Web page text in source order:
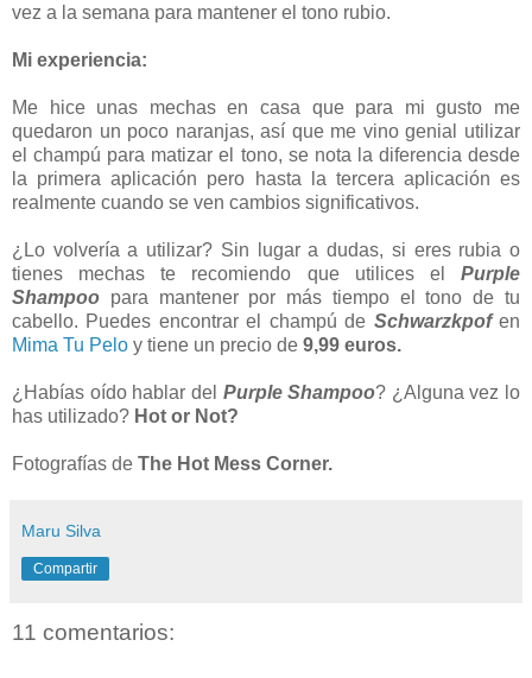
vez a la semana para mantener el tono rubio.
Mi experiencia:
Me hice unas mechas en casa que para mi gusto me
quedaron un poco naranjas, así que me vino genial utilizar
el champú para matizar el tono, se nota la diferencia desde
la primera aplicación pero hasta la tercera aplicación es
realmente cuando se ven cambios significativos.
¿Lo volvería a utilizar? Sin lugar a dudas, si eres rubia o
tienes mechas te recomiendo que utilices el Purple
Shampoo para mantener por más tiempo el tono de tu
cabello. Puedes encontrar el champú de Schwarzkpofen
Mima Tu Pelo y tiene un precio de 9,99 euros.
¿Habías oído hablar del Purple Shampoo? ¿Alguna vez lo
has utilizado? Hot or Not?
Fotografías de The Hot Mess Corner.
Maru Silva
Compartir
11 comentarios: